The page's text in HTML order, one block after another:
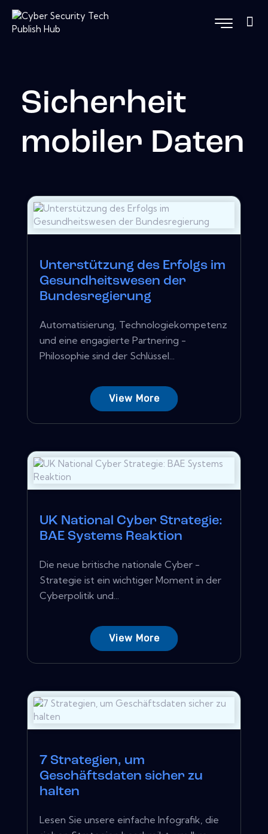
Sicherheit
mobiler Daten
Unterstützung des Erfolgs im
Gesundheitswesen der
Bundesregierung
Automatisierung, Technologiekompetenz
und eine engagierte Partnering -
Philosophie sind der Schlüssel...
View More
UK National Cyber ​​Strategie:
BAE Systems Reaktion
Die neue britische nationale Cyber ​​-
Strategie ist ein wichtiger Moment in der
Cyberpolitik und...
View More
7 Strategien, um
Geschäftsdaten sicher zu
halten
Lesen Sie unsere einfache Infografik, die